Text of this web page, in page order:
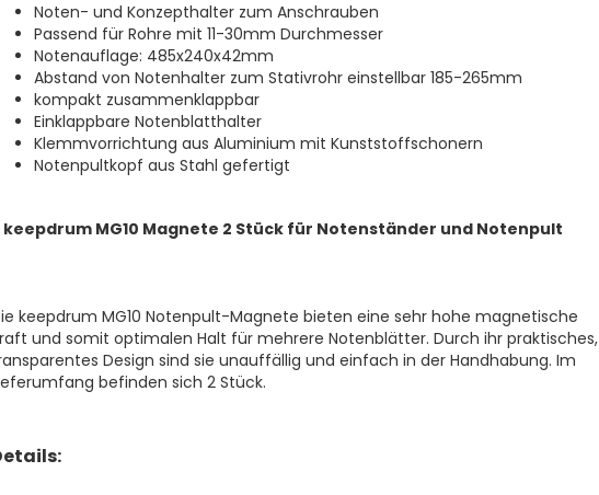
Noten- und Konzepthalter zum Anschrauben
Passend für Rohre mit 11-30mm Durchmesser
Notenauflage: 485x240x42mm
Abstand von Notenhalter zum Stativrohr einstellbar 185-265mm
kompakt zusammenklappbar
Einklappbare Notenblatthalter
Klemmvorrichtung aus Aluminium mit Kunststoffschonern
Notenpultkopf aus Stahl gefertigt
keepdrum MG10 Magnete 2 Stück für Notenständer und Notenpult
keepdrum MG10 Notenpult-Magnete bieten eine sehr hohe magnetische
und somit optimalen Halt für mehrere Notenblätter. Durch ihr praktisches,
Design sind sie unauffällig und einfach in der Handhabung. Im
befinden sich 2 Stück.